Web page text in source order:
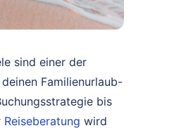
sind einer der
Familienurlaub-
bis
Reiseberatung wird